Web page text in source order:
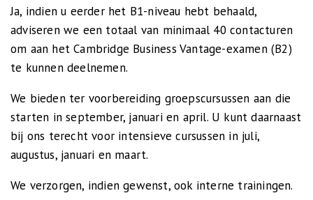
Ja, indien u eerder het B1-niveau hebt behaald,
adviseren we een totaal van minimaal 40 contacturen
om aan het Cambridge Business Vantage-examen (B2)
te kunnen deelnemen.
We bieden ter voorbereiding groepscursussen aan die
starten in september, januari en april. U kunt daarnaast
bij ons terecht voor intensieve cursussen in juli,
augustus, januari en maart.
We verzorgen, indien gewenst, ook interne trainingen.